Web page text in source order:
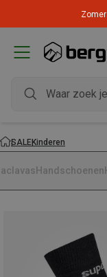
SALEKinderen
Handschoenen